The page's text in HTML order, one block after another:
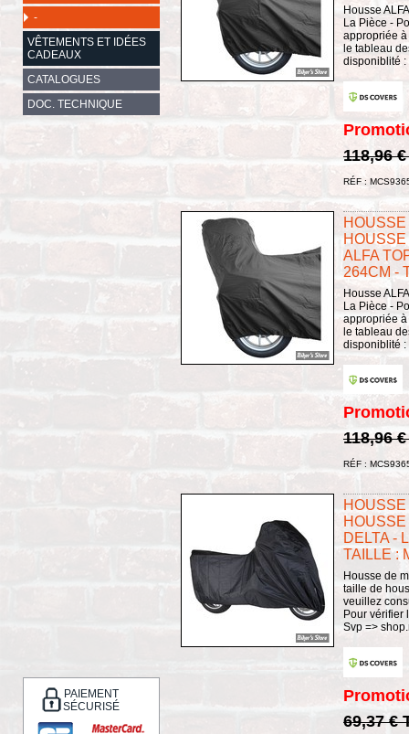
-
VÊTEMENTS ET IDÉES
CADEAUX
CATALOGUES
DOC. TECHNIQUE
PAIEMENT
SÉCURISÉ
Housse
La Pièce -
appropriée
le tableau
disponiblité :
118,96
RÉF :
ALFA
264CM -
Housse
La Pièce -
appropriée
le tableau
disponiblité :
118,96
RÉF :
DELTA -
TAILLE :
Housse de
taille de
veuillez
Pour vérifier
Svp =>
69,37 €